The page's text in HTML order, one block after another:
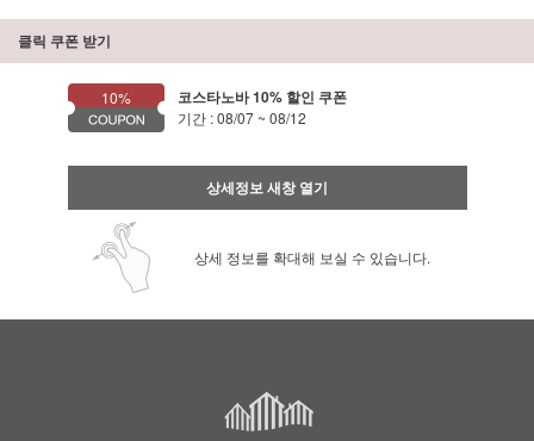
클릭 쿠폰 받기
10% 코스타노바 10% 할인 쿠폰
기간 : 08/07 ~ 08/12
상세정보 새창 열기
상세 정보를 확대해 보실 수 있습니다.